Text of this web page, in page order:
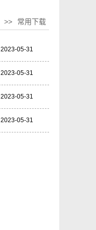
>> 常用下载
2023-05-31
2023-05-31
2023-05-31
2023-05-31